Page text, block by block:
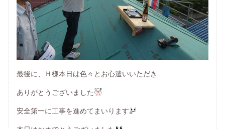
最後に、Ｈ様本日は色々とお心遣いいただき
ありがとうございました
安全第一に工事を進めてまいります